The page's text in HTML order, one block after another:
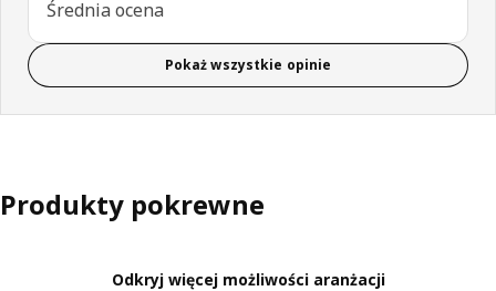
Średnia ocena
Pokaż wszystkie opinie
Produkty pokrewne
Odkryj więcej możliwości aranżacji